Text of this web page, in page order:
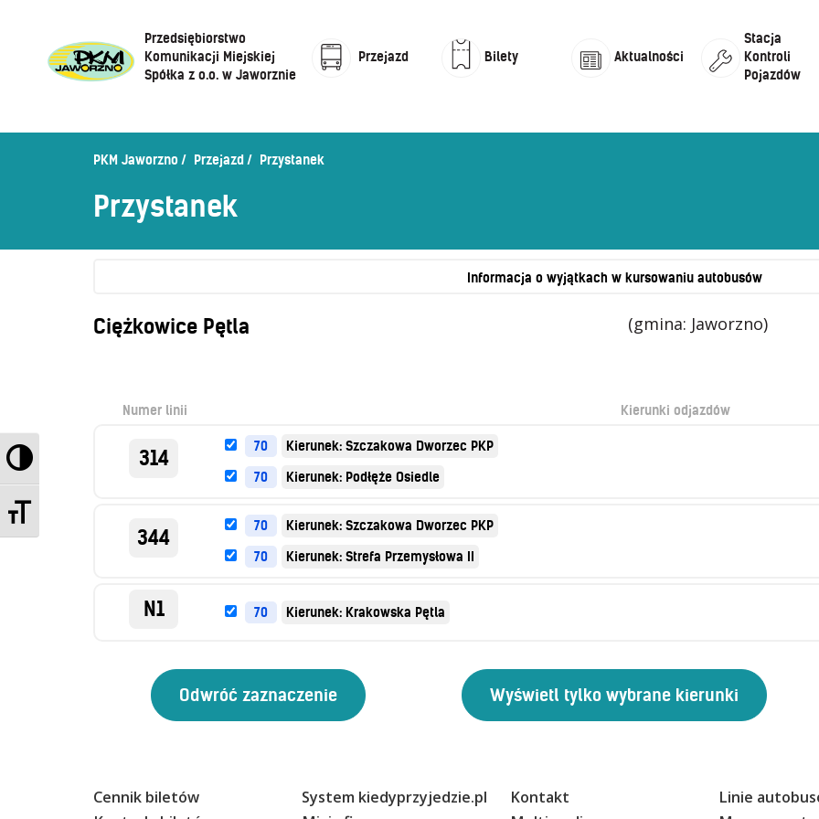
Przełącz wysoki kontrast
Zmień rozmiar czcionek
Przedsiębiorstwo
Komunikacji Miejskiej
Spółka z o.o. w Jaworznie
Przejazd
Rozkład jazdy
Zaplanuj podróż –
Bilety
Sprzedaż biletów u kierowców
Aktualności
Stacja
Kontroli
Pojazdów
PKM Jaworzno Przejazd Przystanek
Przystanek
Informacja o wyjątkach w kursowaniu autobusów
Ciężkowice Pętla (gmina: Jaworzno)
Numer linii Kierunki odjazdów
314 70
Kierunek: Szczakowa Dworzec PKP
70
Kierunek: Podłęże Osiedle
344 70
Kierunek: Szczakowa Dworzec PKP
70
Kierunek: Strefa Przemysłowa II
N1 70 Kierunek: Krakowska Pętla
Cennik biletów System kiedyprzyjedzie.pl Kontakt Linie